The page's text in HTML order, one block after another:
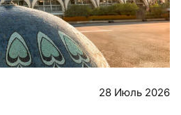
28 Июль 2026